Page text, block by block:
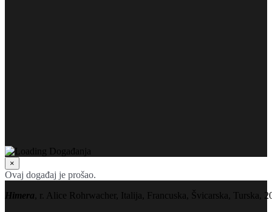
×
Ovaj događaj je prošao.
Himera, r. Alice Rohrwacher, Italija, Francuska, Švicarska, Turska,